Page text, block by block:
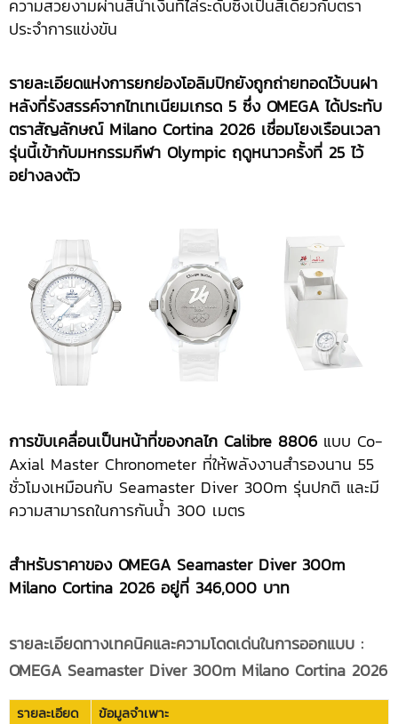
ความสวยงามผ่านสีน้ำเงินที่ไล่ระดับซึ่งเป็นสีเดียวกับตรา
ประจำการแข่งขัน
รายละเอียดแห่งการยกย่องโอลิมปิกยังถูกถ่ายทอดไว้บนฝา
หลังที่รังสรรค์จากไทเทเนียมเกรด 5 ซึ่ง OMEGA ได้ประทับ
ตราสัญลักษณ์ Milano Cortina 2026 เชื่อมโยงเรือนเวลา
รุ่นนี้เข้ากับมหกรรมกีฬา Olympic ฤดูหนาวครั้งที่ 25 ไว้
อย่างลงตัว
การขับเคลื่อนเป็นหน้าที่ของกลไก Calibre 8806 แบบ Co-
Axial Master Chronometer ที่ให้พลังงานสำรองนาน 55
ชั่วโมงเหมือนกับ Seamaster Diver 300m รุ่นปกติ และมี
ความสามารถในการกันน้ำ 300 เมตร
สำหรับราคาของ OMEGA Seamaster Diver 300m
Milano Cortina 2026 อยู่ที่ 346,000 บาท
รายละเอียดทางเทคนิคและความโดดเด่นในการออกแบบ :
OMEGA Seamaster Diver 300m Milano Cortina 2026
รายละเอียด
ข้อมูลจำเพาะ